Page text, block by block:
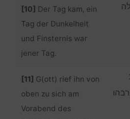
[10] Der Tag kam, ein
Tag der Dunkelheit
und Finsternis war
jener Tag.
[11] G(ott) rief ihn von
oben zu sich am
Vorabend des